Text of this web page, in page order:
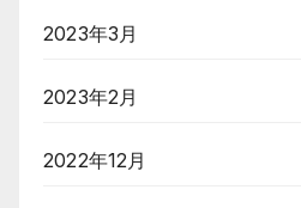
2023年3月
2023年2月
2022年12月